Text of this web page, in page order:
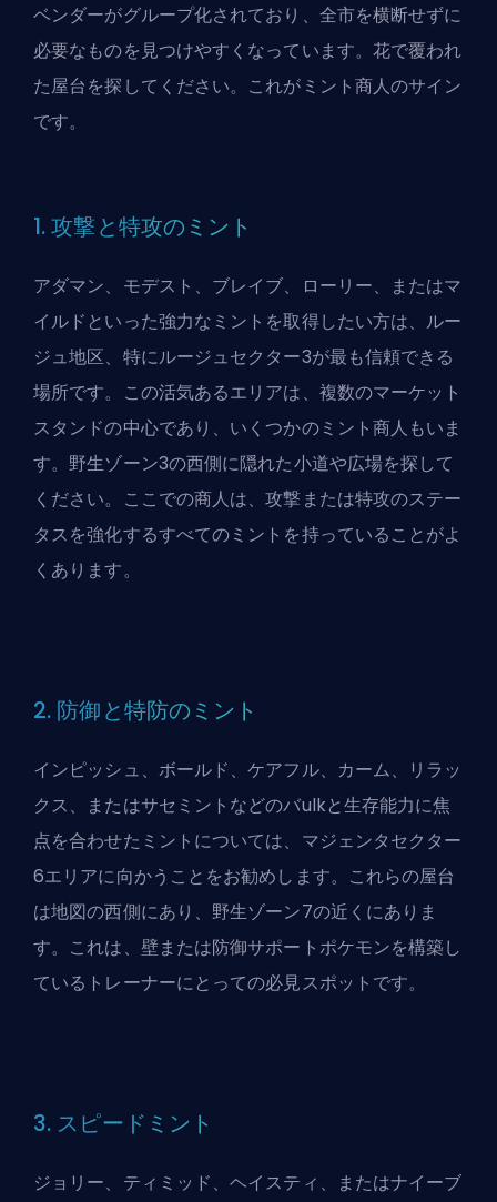
ベンダーがグループ化されており、全市を横断せずに
必要なものを見つけやすくなっています。花で覆われ
た屋台を探してください。これがミント商人のサイン
です。
1. 攻撃と特攻のミント
アダマン、モデスト、ブレイブ、ローリー、またはマ
イルドといった強力なミントを取得したい方は、ルー
ジュ地区、特にルージュセクター3が最も信頼できる
場所です。この活気あるエリアは、複数のマーケット
スタンドの中心であり、いくつかのミント商人もいま
す。野生ゾーン3の西側に隠れた小道や広場を探して
ください。ここでの商人は、攻撃または特攻のステー
タスを強化するすべてのミントを持っていることがよ
くあります。
2. 防御と特防のミント
インピッシュ、ボールド、ケアフル、カーム、リラッ
クス、またはサセミントなどのバulkと生存能力に焦
点を合わせたミントについては、マジェンタセクター
6エリアに向かうことをお勧めします。これらの屋台
は地図の西側にあり、野生ゾーン7の近くにありま
す。これは、壁または防御サポートポケモンを構築し
ているトレーナーにとっての必見スポットです。
3. スピードミント
ジョリー、ティミッド、ヘイスティ、またはナイーブ